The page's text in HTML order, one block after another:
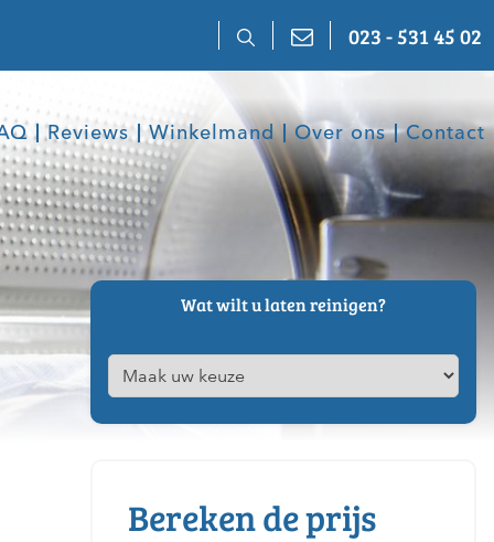
023 - 531 45 02
Reviews Winkelmand Over ons Contact
Wat wilt u laten reinigen?
Bereken de prijs